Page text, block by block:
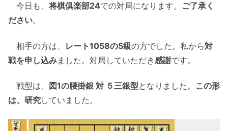
今日も、将棋俱楽部24での対局になります。 ご了承く
ださい。
相手の方は、 レート1058の5級の方でした。私から対
戦を申し込みました。対局していただき感謝です。
戦型は、 図1の腰掛銀 対 ５三銀型となりました。 この形
は、研究していました。